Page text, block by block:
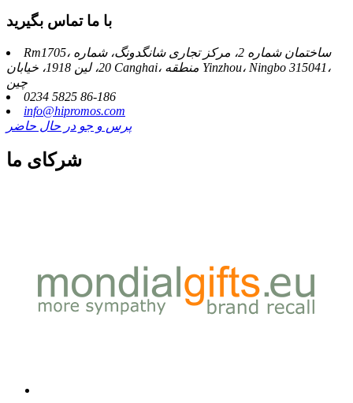
با ما تماس بگیرید
Rm1705، ساختمان شماره 2، مرکز تجاری شانگدونگ، شماره
20، لین 1918، خیابان Canghai، منطقه Yinzhou، Ningbo 315041،
چین
0234 5825 86-186
info@hipromos.com
پرس و جو در حال حاضر
شرکای ما